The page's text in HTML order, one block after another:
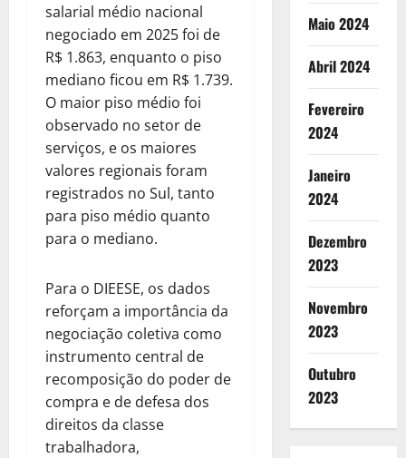
salarial médio nacional
negociado em 2025 foi de
R$ 1.863, enquanto o piso
mediano ficou em R$ 1.739.
O maior piso médio foi
observado no setor de
serviços, e os maiores
valores regionais foram
registrados no Sul, tanto
para piso médio quanto
para o mediano.
Para o DIEESE, os dados
reforçam a importância da
negociação coletiva como
instrumento central de
recomposição do poder de
compra e de defesa dos
direitos da classe
trabalhadora,
Maio 2024
Abril 2024
Fevereiro
2024
Janeiro
2024
Dezembro
2023
Novembro
2023
Outubro
2023